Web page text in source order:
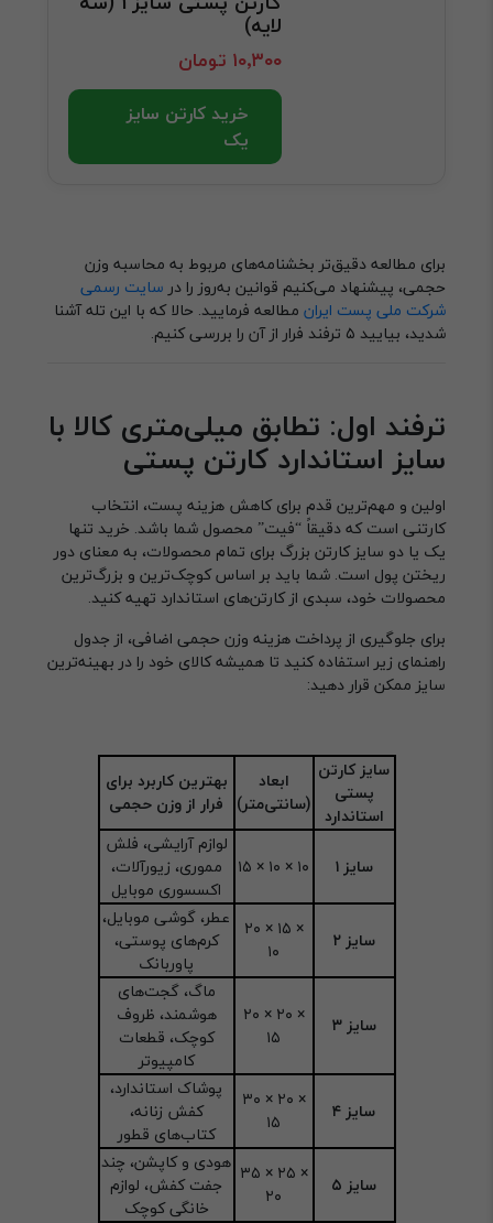
لایه)
۱۰٬۳۰۰ تومان
خرید کارتن سایز
یک
برای مطالعه دقیق‌تر بخشنامه‌های مربوط به محاسبه وزن
حجمی، پیشنهاد می‌کنیم قوانین به‌روز را در سایت رسمی
شرکت ملی پست ایران مطالعه فرمایید. حالا که با این تله آشنا
شدید، بیایید ۵ ترفند فرار از آن را بررسی کنیم.
ترفند اول: تطابق میلی‌متری کالا با
سایز استاندارد کارتن پستی
اولین و مهم‌ترین قدم برای کاهش هزینه پست، انتخاب
کارتنی است که دقیقاً “فیت” محصول شما باشد. خرید تنها
یک یا دو سایز کارتن بزرگ برای تمام محصولات، به معنای دور
ریختن پول است. شما باید بر اساس کوچک‌ترین و بزرگ‌ترین
محصولات خود، سبدی از کارتن‌های استاندارد تهیه کنید.
برای جلوگیری از پرداخت هزینه وزن حجمی اضافی، از جدول
راهنمای زیر استفاده کنید تا همیشه کالای خود را در بهینه‌ترین
سایز ممکن قرار دهید:
سایز کارتن
پستی
استاندارد
ابعاد
(سانتی‌متر)
بهترین کاربرد برای
فرار از وزن حجمی
سایز ۱ ۱۵ × ۱۰ × ۱۰
لوازم آرایشی، فلش
مموری، زیورآلات،
اکسسوری موبایل
سایز ۲
۲۰ × ۱۵ ×
۱۰
عطر، گوشی موبایل،
کرم‌های پوستی،
پاوربانک
سایز ۳
۲۰ × ۲۰ ×
۱۵
ماگ، گجت‌های
هوشمند، ظروف
کوچک، قطعات
کامپیوتر
سایز ۴
۳۰ × ۲۰ ×
۱۵
پوشاک استاندارد،
کفش زنانه،
کتاب‌های قطور
سایز ۵
۳۵ × ۲۵ ×
۲۰
هودی و کاپشن، چند
جفت کفش، لوازم
خانگی کوچک